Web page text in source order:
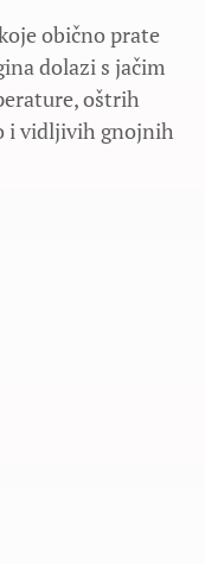
obično prate
dolazi s jačim
oštrih
i vidljivih gnojnih